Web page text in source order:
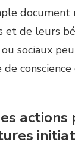
et de leurs
sociaux
actions